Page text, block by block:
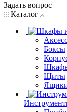
Задать вопрос
Каталог
Боксы
Щиты